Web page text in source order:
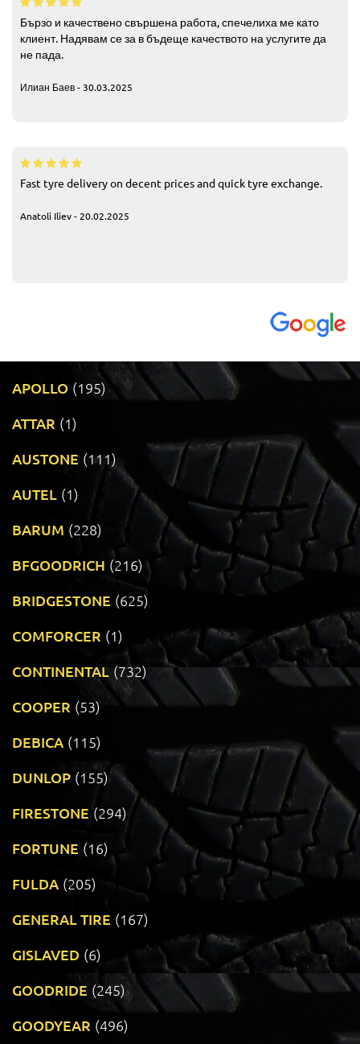
Бързо и качествено свършена работа, спечелиха ме като
клиент. Надявам се за в бъдеще качеството на услугите да
не пада.
Илиан Баев - 30.03.2025
Fast tyre delivery on decent prices and quick tyre exchange.
Anatoli Iliev - 20.02.2025
APOLLO (195)
ATTAR (1)
AUSTONE (111)
AUTEL (1)
BARUM (228)
BFGOODRICH (216)
BRIDGESTONE (625)
COMFORCER (1)
CONTINENTAL (732)
COOPER (53)
DEBICA (115)
DUNLOP (155)
FIRESTONE (294)
FORTUNE (16)
FULDA (205)
GENERAL TIRE (167)
GISLAVED (6)
GOODRIDE (245)
GOODYEAR (496)